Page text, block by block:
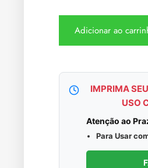
Adicionar ao
IMPRIMA
USO
Atenção ao
Para Usar